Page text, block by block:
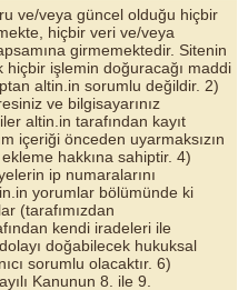
ve/veya güncel olduğu hiçbir
hiçbir veri ve/veya
girmemektedir. Sitenin
hiçbir işlemin doğuracağı maddi
altin.in sorumlu değildir. 2)
ve bilgisayarınız
altin.in tarafından kayıt
içeriği önceden uyarmaksızın
hakkına sahiptir. 4)
ip numaralarını
yorumlar bölümünde ki
(tarafımızdan
kendi iradeleri ile
doğabilecek hukuksal
sorumlu olacaktır. 6)
Kanunun 8. ile 9.